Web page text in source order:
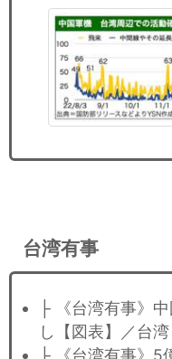
台湾有事
├ 《台湾有事》
し【図表】／台湾